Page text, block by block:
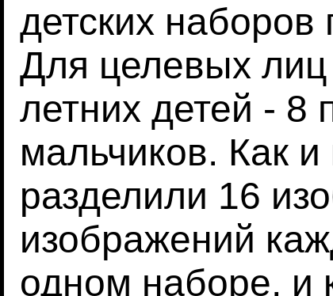
детских
Для целевых лиц
летних детей - 8
мальчиков. Как
разделили 16
изображений
одном наборе, и